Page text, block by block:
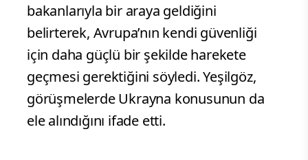
bakanlarıyla bir araya geldiğini
belirterek, Avrupa’nın kendi güvenliği
için daha güçlü bir şekilde harekete
geçmesi gerektiğini söyledi. Yeşilgöz,
görüşmelerde Ukrayna konusunun da
ele alındığını ifade etti.